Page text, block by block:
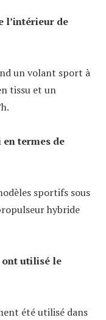
l’intérieur de
un volant sport à
tissu et un
en termes de
sportifs sous
hybride
ont utilisé le
été utilisé dans